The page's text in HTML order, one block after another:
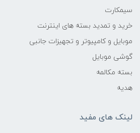
سیمکارت
خرید و تمدید بسته های اینترنت
موبایل و کامپیوتر و تجهیزات جانبی
گوشی موبایل
بسته مکالمه
هدیه
لینک های مفید